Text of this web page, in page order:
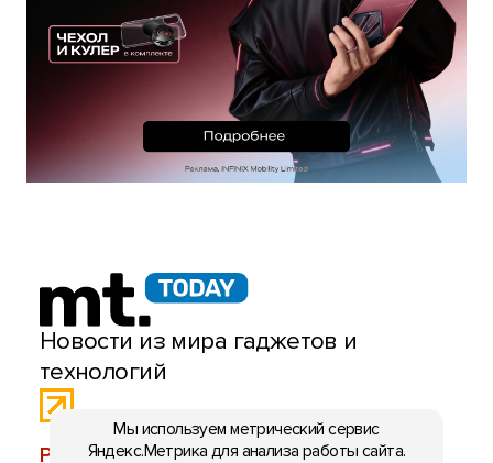
Новости из мира гаджетов и
технологий
РЕКЛАМА:mobiltelefon.ru@gmail.com
Мы используем метрический сервис
Яндекс.Метрика для анализа работы сайта.